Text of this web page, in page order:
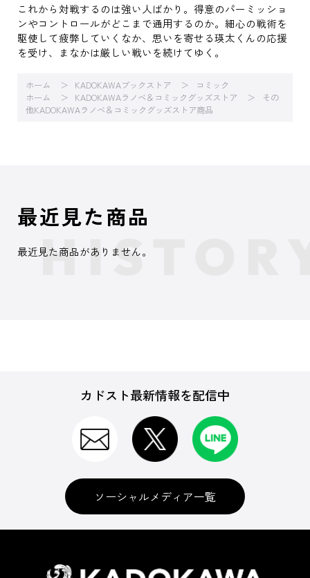
これから対戦するのは強い人ばかり。得意のパーミッショ
ンやコントロールがどこまで通用するのか。細心の戦術を
駆使して疲弊していくなか、思いを寄せる瑛太くんの応援
を受け、まなかは厳しい戦いを続けてゆく。
ホーム KADOKAWAブックストア
コミック
ホーム
KADOKAWAラノベ＆コミックグッズストア
その
他KADOKAWAラノベ＆コミックグッズストア商品
最近見た商品
最近見た商品がありません。
カドスト最新情報を配信中
ソーシャルメディア一覧